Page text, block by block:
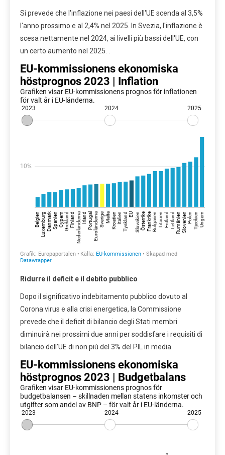
Si prevede che l'inflazione nei paesi dell'UE scenda al 3,5%
l'anno prossimo e al 2,4% nel 2025. In Svezia, l'inflazione è
scesa nettamente nel 2024, ai livelli più bassi dell'UE, con
un certo aumento nel 2025. .
Ridurre il deficit e il debito pubblico
Dopo il significativo indebitamento pubblico dovuto al
Corona virus e alla crisi energetica, la Commissione
prevede che il deficit di bilancio degli Stati membri
diminuirà nei prossimi due anni per soddisfare i requisiti di
bilancio dell’UE di non più del 3% del PIL in media.